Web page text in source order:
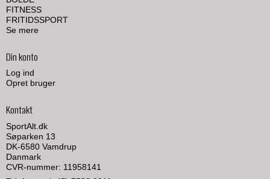
FITNESS
FRITIDSSPORT
Se mere
Din konto
Log ind
Opret bruger
Kontakt
SportAlt.dk
Søparken 13
DK-6580 Vamdrup
Danmark
CVR-nummer: 11958141